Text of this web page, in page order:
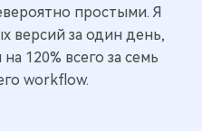
простыми. Я
версий за один день,
120% всего за семь
workflow.